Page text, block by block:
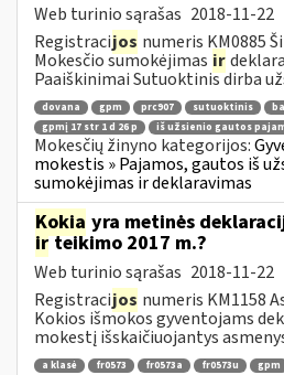
Web turinio sąrašas 2018-11-22
Registracijos numeris KM0885
Mokesčio sumokėjimas ir
Paaiškinimai Sutuoktinis dirba
dovana gpm prc907 sutuoktinis
gpmį 17 str 1 d 26 p
iš užsienio gautos
Mokesčių žinyno kategorijos:
mokestis » Pajamos, gautos iš
sumokėjimas ir deklaravimas
Kokia yra metinės
irteikimo 2017 m.?
Web turinio sąrašas 2018-11-22
Registracijos numeris KM1158
Kokios išmokos gyventojams
mokestį išskaičiuojantys
a klasė fr0573 fr0573a fr0573u gpm